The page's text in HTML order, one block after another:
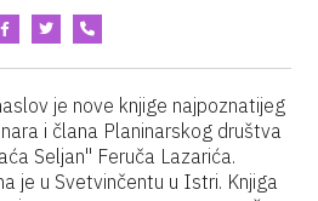
je nove knjige najpoznatijeg
i člana Planinarskog društva
Seljan" Feruča Lazarića.
je u Svetvinčentu u Istri. Knjiga